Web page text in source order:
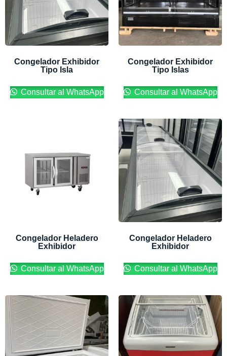
Congelador Exhibidor
Tipo Isla
Consultar al WhatsApp
Congelador Exhibidor
Tipo Islas
Consultar al WhatsApp
Congelador Heladero
Exhibidor
Consultar al WhatsApp
Congelador Heladero
Exhibidor
Consultar al WhatsApp